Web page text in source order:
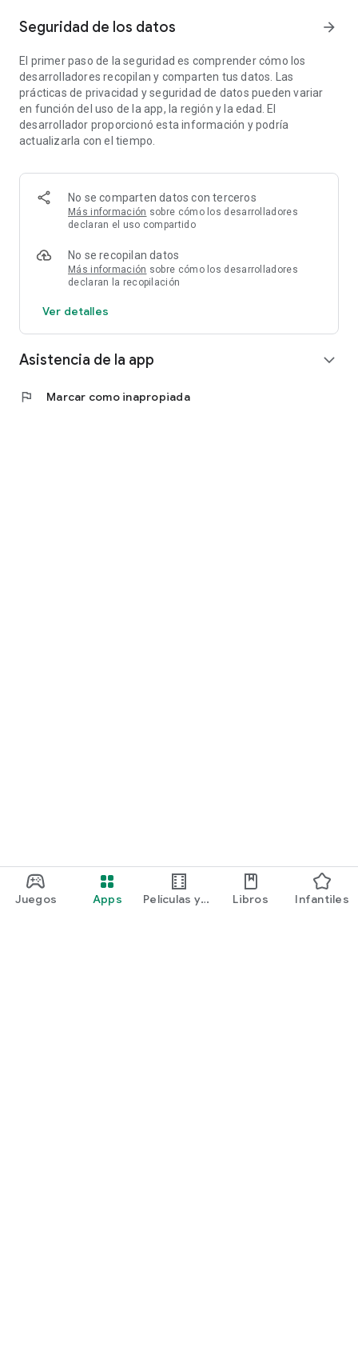
Juegos Apps
Películas y
Libros Infantiles
Diseño limpio y centrado en la deducción.
¿Podrás resolver el crimen?
Seguridad de los datos arrow_forward
El primer paso de la seguridad es comprender cómo los
desarrolladores recopilan y comparten tus datos. Las
prácticas de privacidad y seguridad de datos pueden variar
en función del uso de la app, la región y la edad. El
desarrollador proporcionó esta información y podría
actualizarla con el tiempo.
No se comparten datos con terceros
Más información sobre cómo los desarrolladores
declaran el uso compartido
No se recopilan datos
Más información sobre cómo los desarrolladores
declaran la recopilación
Ver detalles
Asistencia de la app expand_more
flag Marcar como inapropiada